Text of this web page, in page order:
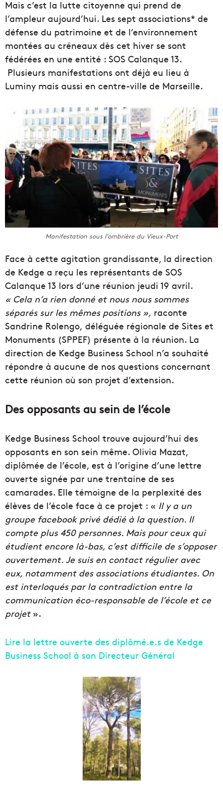
Mais c’est la lutte citoyenne qui prend de
l’ampleur aujourd’hui. Les sept associations* de
défense du patrimoine et de l’environnement
montées au créneaux dès cet hiver se sont
fédérées en une entité : SOS Calanque 13.
Plusieurs manifestations ont déjà eu lieu à
Luminy mais aussi en centre-ville de Marseille.
Manifestation sous l’ombrière du Vieux-Port
Face à cette agitation grandissante, la direction
de Kedge a reçu les représentants de SOS
Calanque 13 lors d’une réunion jeudi 19 avril.
« Cela n’a rien donné et nous nous sommes
séparés sur les mêmes positions », raconte
Sandrine Rolengo, déléguée régionale de Sites et
Monuments (SPPEF) présente à la réunion. La
direction de Kedge Business School n’a souhaité
répondre à aucune de nos questions concernant
cette réunion où son projet d’extension.
Des opposants au sein de l’école
Kedge Business School trouve aujourd’hui des
opposants en son sein même. Olivia Mazat,
diplômée de l’école, est à l’origine d’une lettre
ouverte signée par une trentaine de ses
camarades. Elle témoigne de la perplexité des
élèves de l’école face à ce projet : « Il y a un
groupe facebook privé dédié à la question. Il
compte plus 450 personnes. Mais pour ceux qui
étudient encore là-bas, c’est difficile de s’opposer
ouvertement. Je suis en contact régulier avec
eux, notamment des associations étudiantes. On
est interloqués par la contradiction entre la
communication éco-responsable de l’école et ce
projet».
Lire la lettre ouverte des diplômé.e.s de Kedge
Business School à son Directeur Général